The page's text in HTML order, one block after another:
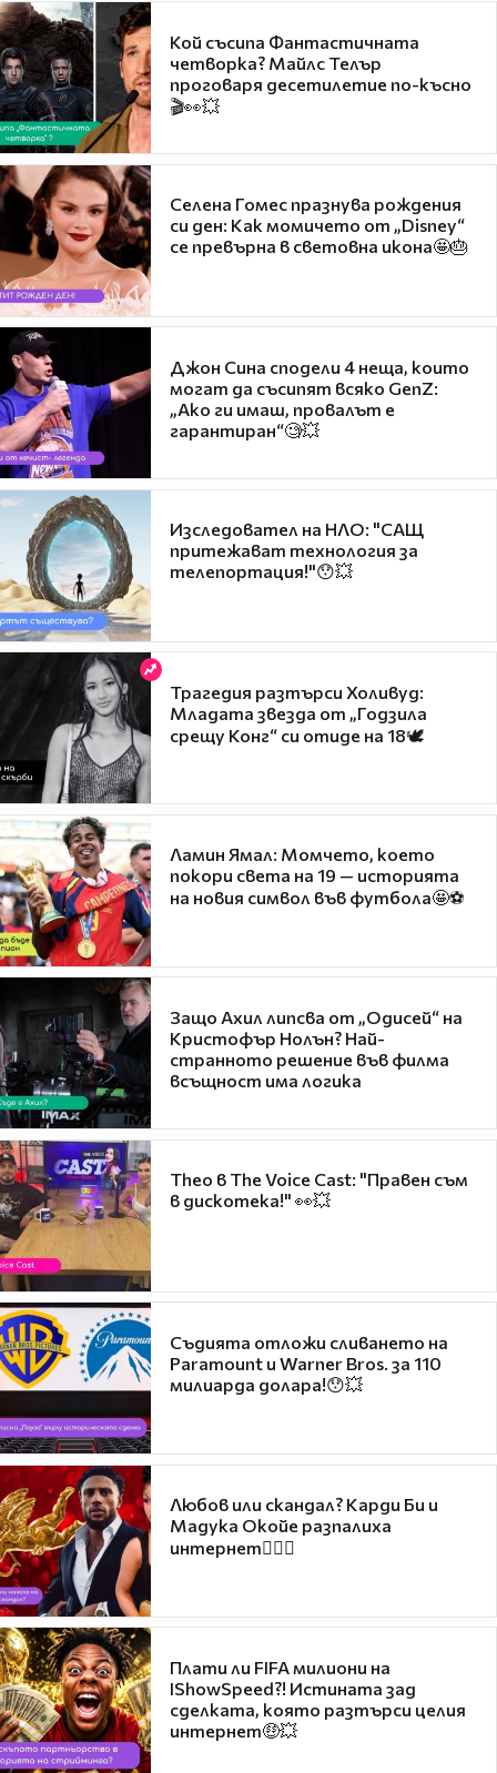
Кой съсипа Фантастичната
четворка? Майлс Телър
проговаря десетилетие по-късно
🎬👀💥
Селена Гомес празнува рождения
си ден: Как момичето от „Disney“
се превърна в световна икона🤩🎂
Джон Сина сподели 4 неща, които
могат да съсипят всяко GenZ:
„Ако ги имаш, провалът е
гарантиран“🧐💥
Изследовател на НЛО: "САЩ
притежават технология за
телепортация!"😯💥
Трагедия разтърси Холивуд:
Младата звезда от „Годзила
срещу Конг“ си отиде на 18🕊️
Ламин Ямал: Момчето, което
покори света на 19 — историята
на новия символ във футбола🤩⚽
Защо Ахил липсва от „Одисей“ на
Кристофър Нолън? Най-
странното решение във филма
всъщност има логика
Theo в The Voice Cast: "Правен съм
в дискотека!" 👀💥
Съдията отложи сливането на
Paramount и Warner Bros. за 110
милиарда долара!😯💥
Любов или скандал? Карди Би и
Мадука Окойе разпалиха
интернет❤️‍🔥🔥
Плати ли FIFA милиони на
IShowSpeed?! Истината зад
сделката, която разтърси целия
интернет🤑💥